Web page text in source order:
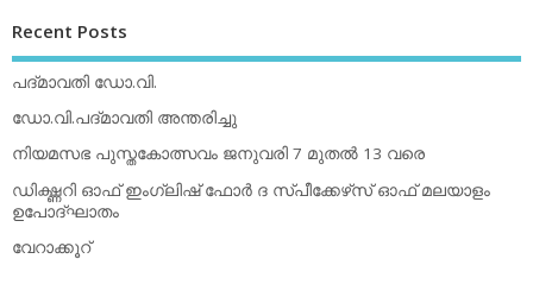
Recent Posts
പദ്മാവതി ഡോ.വി.
ഡോ.വി.പദ്മാവതി അന്തരിച്ചു
നിയമസഭ പുസ്തകോത്സവം ജനുവരി 7 മുതല്‍ 13 വരെ
ഡിക്ഷ്ണറി ഓഫ് ഇംഗ്ലിഷ് ഫോര്‍ ദ സ്പീക്കേഴ്‌സ് ഓഫ് മലയാളം
ഉപോദ്ഘാതം
വേറാക്കൂറ്